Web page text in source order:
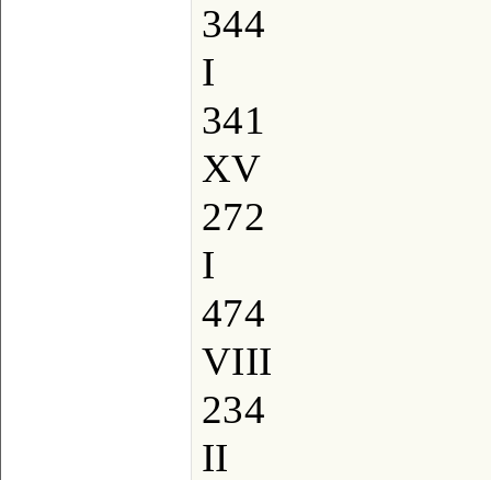
344
I
341
XV
272
I
474
VIII
234
II